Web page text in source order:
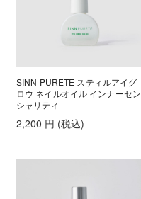
SINN PURETE スティルアイグ
ロウ ネイルオイル インナーセン
シャリティ
2,200 円 (税込)